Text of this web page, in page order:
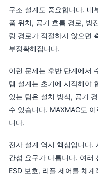
구조 설계도 중요합니다. 내
품 위치, 공기 흐름 경로, 방
링 경로가 적절하지 않으면
부정확해집니다.
이런 문제는 후반 단계에서
템 설계는 초기에 시작해야
있는 팀은 설치 방식, 공기
수 있습니다. MAXMAC도
니다.
전자 설계 역시 핵심입니다.
간섭 요구가 다릅니다. 여러
ESD 보호, 리플 제어를 체